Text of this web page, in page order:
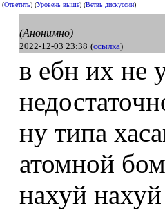
(Ответить) (Уровень выше) (Ветвь дискуссии)
(Анонимно)
2022-12-03 23:38 (ссылка)
в ебн их не
ну типа
атомной
нахуй